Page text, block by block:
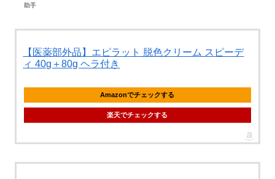
助手
【医薬部外品】エピラット 脱色クリーム スピーデ
ィ 40g＋80g ヘラ付き
Amazonでチェックする
楽天でチェックする